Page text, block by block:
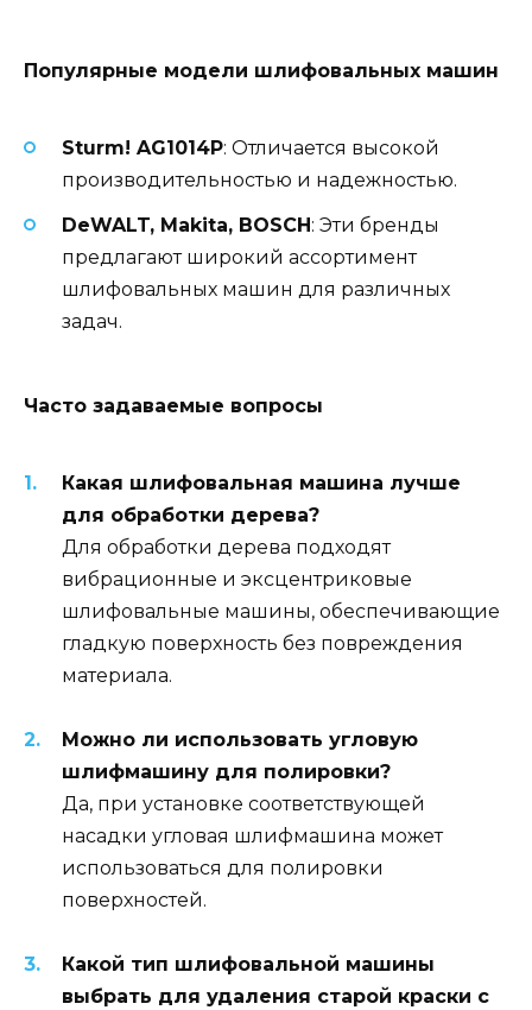
Популярные модели шлифовальных машин
Sturm! AG1014P: Отличается высокой
производительностью и надежностью.
DeWALT, Makita, BOSCH : Эти бренды
предлагают широкий ассортимент
шлифовальных машин для различных
задач.
Часто задаваемые вопросы
Какая шлифовальная машина лучше
для обработки дерева?
Для обработки дерева подходят
вибрационные и эксцентриковые
шлифовальные машины, обеспечивающие
гладкую поверхность без повреждения
материала.
Можно ли использовать угловую
шлифмашину для полировки?
Да, при установке соответствующей
насадки угловая шлифмашина может
использоваться для полировки
поверхностей.
Какой тип шлифовальной машины
выбрать для удаления старой краски с